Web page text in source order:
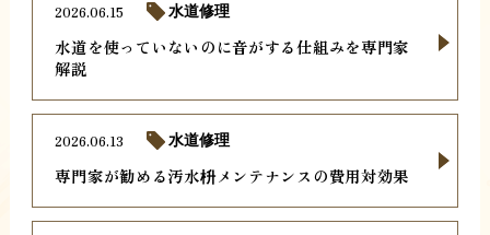
水道を使っていないのに音がする仕組みを専門家
解説
2026.06.15 水道修理
専門家が勧める汚水枡メンテナンスの費用対効果
2026.06.13 水道修理